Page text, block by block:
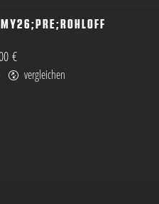
€
vergleichen